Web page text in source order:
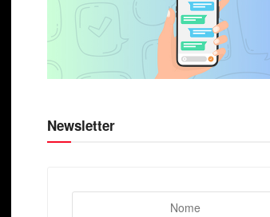
Newsletter